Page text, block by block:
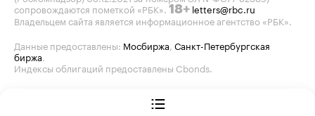
сопровождаются пометкой «РБК». 18+ letters@rbc.ru
Владельцем сайта является информационное агентство «РБК».
Данные предоставлены: Мосбиржа Санкт-Петербургская
биржа
Индексы облигаций предоставлены Cbonds.